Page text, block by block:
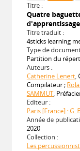
Titre :
Quatre
Titre traduit :
4sticks learning
Type de
Partition du
Auteurs :
Catherine Lenert,
Compilateur ;
SAMMUT,
Editeur :
Paris [France] : G.
Année de
2020
Collection :
Les